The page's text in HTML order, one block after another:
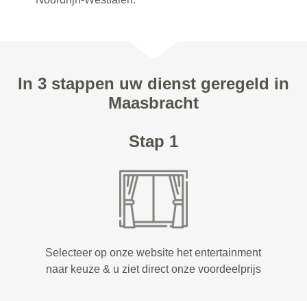
In 3 stappen uw dienst geregeld in
Maasbracht
Stap 1
Selecteer op onze website het entertainment
naar keuze & u ziet direct onze voordeelprijs